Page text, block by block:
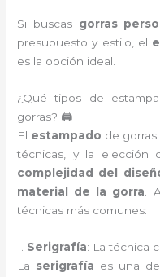
Si buscas gorras
presupuesto y estilo, el
es la opción ideal.
¿Qué tipos de
gorras? 🖨️
El estampado de
técnicas, y la elección
complejidad del
material de la gorra.
técnicas más comunes:
1. Serigrafía: La técnica
La serigrafía es una